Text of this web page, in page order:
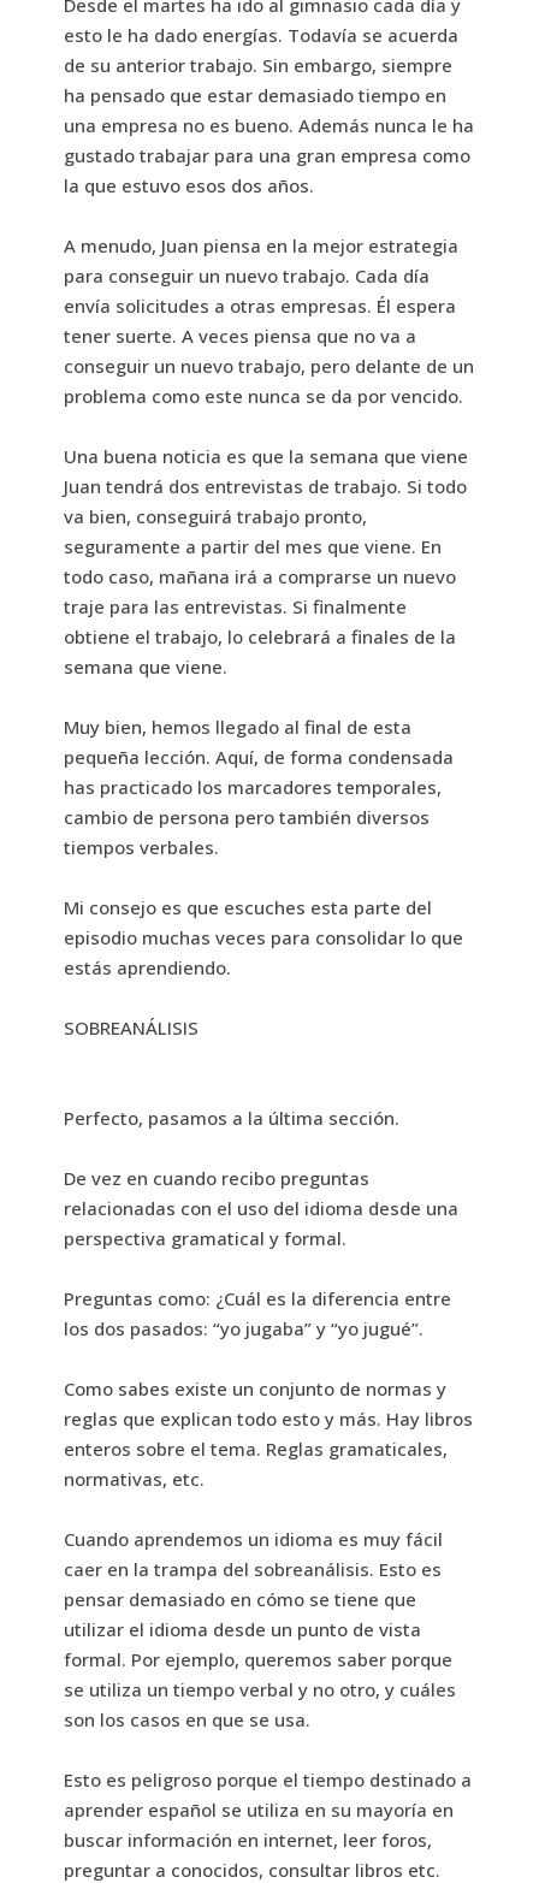
esto le ha dado energías. Todavía se acuerda
de su anterior trabajo. Sin embargo, siempre
ha pensado que estar demasiado tiempo en
una empresa no es bueno. Además nunca le ha
gustado trabajar para una gran empresa como
la que estuvo esos dos años.
A menudo, Juan piensa en la mejor estrategia
para conseguir un nuevo trabajo. Cada día
envía solicitudes a otras empresas. Él espera
tener suerte. A veces piensa que no va a
conseguir un nuevo trabajo, pero delante de un
problema como este nunca se da por vencido.
Una buena noticia es que la semana que viene
Juan tendrá dos entrevistas de trabajo. Si todo
va bien, conseguirá trabajo pronto,
seguramente a partir del mes que viene. En
todo caso, mañana irá a comprarse un nuevo
traje para las entrevistas. Si finalmente
obtiene el trabajo, lo celebrará a finales de la
semana que viene.
Muy bien, hemos llegado al final de esta
pequeña lección. Aquí, de forma condensada
has practicado los marcadores temporales,
cambio de persona pero también diversos
tiempos verbales.
Mi consejo es que escuches esta parte del
episodio muchas veces para consolidar lo que
estás aprendiendo.
SOBREANÁLISIS
Perfecto, pasamos a la última sección.
De vez en cuando recibo preguntas
relacionadas con el uso del idioma desde una
perspectiva gramatical y formal.
Preguntas como: ¿Cuál es la diferencia entre
los dos pasados: “yo jugaba” y “yo jugué”.
Como sabes existe un conjunto de normas y
reglas que explican todo esto y más. Hay libros
enteros sobre el tema. Reglas gramaticales,
normativas, etc.
Cuando aprendemos un idioma es muy fácil
caer en la trampa del sobreanálisis. Esto es
pensar demasiado en cómo se tiene que
utilizar el idioma desde un punto de vista
formal. Por ejemplo, queremos saber porque
se utiliza un tiempo verbal y no otro, y cuáles
son los casos en que se usa.
Esto es peligroso porque el tiempo destinado a
aprender español se utiliza en su mayoría en
buscar información en internet, leer foros,
preguntar a conocidos, consultar libros etc.